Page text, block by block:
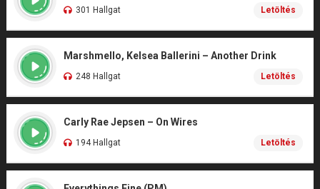
301 Hallgat Letöltés
Marshmello, Kelsea Ballerini – Another Drink
248 Hallgat Letöltés
Carly Rae Jepsen – On Wires
194 Hallgat Letöltés